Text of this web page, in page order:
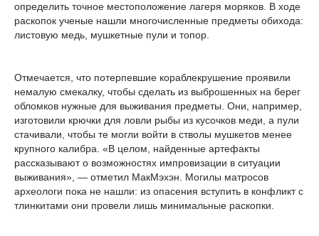
определить точное местоположение лагеря моряков. В ходе
раскопок ученые нашли многочисленные предметы обихода:
листовую медь, мушкетные пули и топор.
Отмечается, что потерпевшие кораблекрушение проявили
немалую смекалку, чтобы сделать из выброшенных на берег
обломков нужные для выживания предметы. Они, например,
изготовили крючки для ловли рыбы из кусочков меди, а пули
стачивали, чтобы те могли войти в стволы мушкетов менее
крупного калибра. «В целом, найденные артефакты
рассказывают о возможностях импровизации в ситуации
выживания», — отметил МакМэхэн. Могилы матросов
археологи пока не нашли: из опасения вступить в конфликт с
тлинкитами они провели лишь минимальные раскопки.